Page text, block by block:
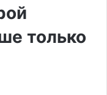
только